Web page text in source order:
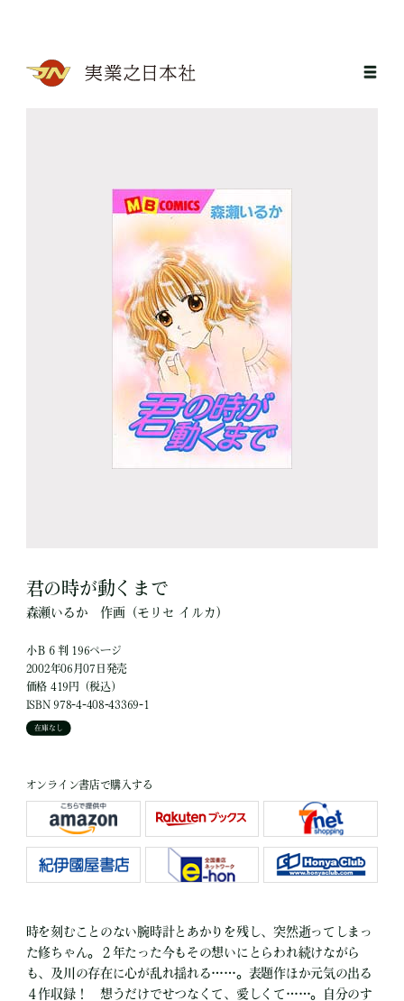
君の時が動くまで
森瀬いるか 作画 （モリセ イルカ）
小Ｂ６判 196ページ
2002年06月07日発売
価格 419円（税込）
ISBN 978-4-408-43369-1
在庫なし
オンライン書店で購入する
時を刻むことのない腕時計とあかりを残し、突然逝ってしまっ
た修ちゃん。２年たった今もその想いにとらわれ続けながら
も、及川の存在に心が乱れ揺れる……。表題作ほか元気の出る
４作収録！ 想うだけでせつなくて、愛しくて……。自分のす